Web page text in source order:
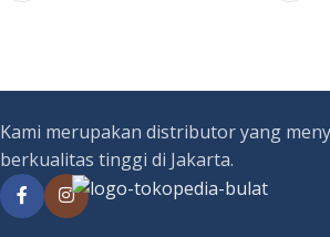
Kami merupakan distributor yang
berkualitas tinggi di Jakarta.